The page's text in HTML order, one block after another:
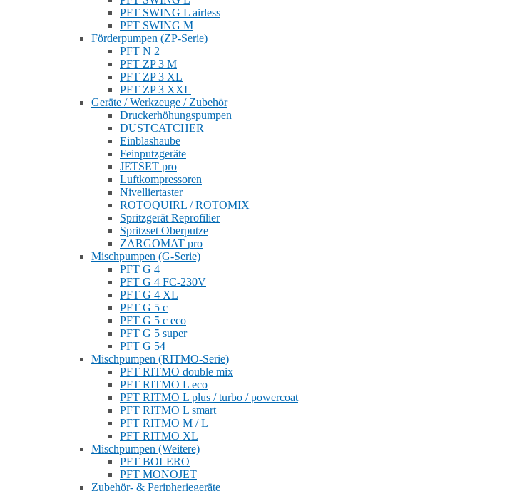
PFT SWING L airless
PFT SWING M
Förderpumpen (ZP-Serie)
PFT N 2
PFT ZP 3 M
PFT ZP 3 XL
PFT ZP 3 XXL
Geräte / Werkzeuge / Zubehör
Druckerhöhungspumpen
DUSTCATCHER
Einblashaube
Feinputzgeräte
JETSET pro
Luftkompressoren
Nivelliertaster
ROTOQUIRL / ROTOMIX
Spritzgerät Reprofilier
Spritzset Oberputze
ZARGOMAT pro
Mischpumpen (G-Serie)
PFT G 4
PFT G 4 FC-230V
PFT G 4 XL
PFT G 5 c
PFT G 5 c eco
PFT G 5 super
PFT G 54
Mischpumpen (RITMO-Serie)
PFT RITMO double mix
PFT RITMO L eco
PFT RITMO L plus / turbo / powercoat
PFT RITMO L smart
PFT RITMO M / L
PFT RITMO XL
Mischpumpen (Weitere)
PFT BOLERO
PFT MONOJET
Zubehör- & Peripheriegeräte